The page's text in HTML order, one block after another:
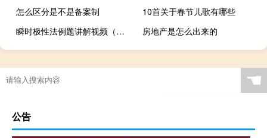
怎么区分是不是备案制
10首关于春节儿歌有哪些
瞬时极性法例题讲解视频（瞬时极性法）
房地产是怎么出来的
☚
公告